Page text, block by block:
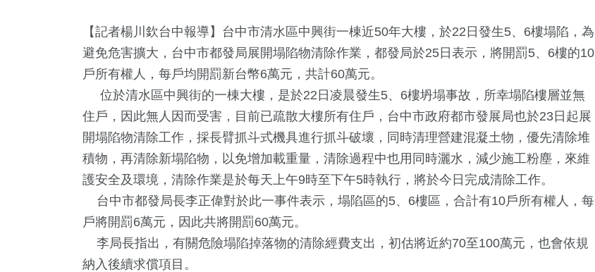
【記者楊川欽台中報導】台中市清水區中興街一棟近50年大樓，於22日發生5、6樓塌陷，為
避免危害擴大，台中市都發局展開塌陷物清除作業，都發局於25日表示，將開罰5、6樓的10
戶所有權人，每戶均開罰新台幣6萬元，共計60萬元。
位於清水區中興街的一棟大樓，是於22日凌晨發生5、6樓坍塌事故，所幸塌陷樓層並無
住戶，因此無人因而受害，目前已疏散大樓所有住戶，台中市政府都市發展局也於23日起展
開塌陷物清除工作，採長臂抓斗式機具進行抓斗破壞，同時清理營建混凝土物，優先清除堆
積物，再清除新塌陷物，以免增加載重量，清除過程中也用同時灑水，減少施工粉塵，來維
護安全及環境，清除作業是於每天上午9時至下午5時執行，將於今日完成清除工作。
台中市都發局長李正偉對於此一事件表示，塌陷區的5、6樓區，合計有10戶所有權人，每
戶將開罰6萬元，因此共將開罰60萬元。
李局長指出，有關危險塌陷掉落物的清除經費支出，初估將近約70至100萬元，也會依規
納入後續求償項目。
生活
6+
海峽論壇專區
2+
兩岸佛教文化交
332+ 33+ 528 +